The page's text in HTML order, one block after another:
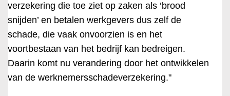
verzekering die toe ziet op zaken als ‘brood
snijden’ en betalen werkgevers dus zelf de
schade, die vaak onvoorzien is en het
voortbestaan van het bedrijf kan bedreigen.
Daarin komt nu verandering door het ontwikkelen
van de werknemersschadeverzekering."